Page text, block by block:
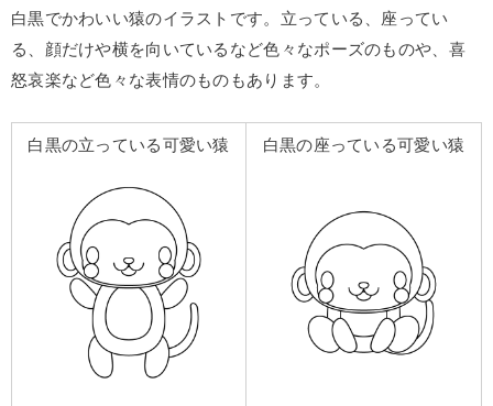
白黒でかわいい猿のイラストです。立っている、座ってい
る、顔だけや横を向いているなど色々なポーズのものや、喜
怒哀楽など色々な表情のものもあります。
白黒の立っている可愛い猿 白黒の座っている可愛い猿